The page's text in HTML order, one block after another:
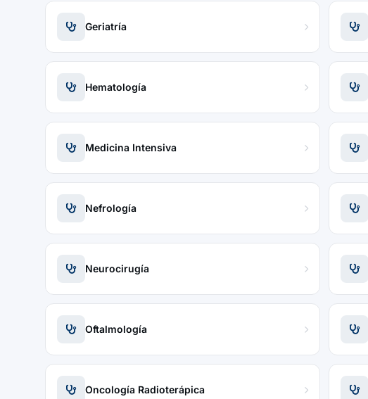
Geriatría
Hematología
Medicina Intensiva
Nefrología
Neurocirugía
Oftalmología
Oncología Radioterápica